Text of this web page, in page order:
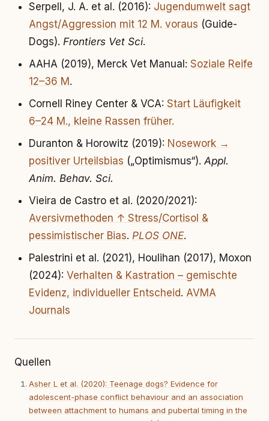
Serpell, J. A. et al. (2016): Jugendumwelt sagt
Angst/Aggression mit 12 M. voraus (Guide-
Dogs). Frontiers Vet Sci.
AAHA (2019), Merck Vet Manual: Soziale Reife
12–36 M .
Cornell Riney Center & VCA: Start Läufigkeit
6–24 M., kleine Rassen früher.
Duranton & Horowitz (2019): Nosework →
positiver Urteilsbias („Optimismus“).Appl.
Anim. Behav. Sci.
Vieira de Castro et al. (2020/2021):
Aversivmethoden ↑ Stress/Cortisol &
pessimistischer Bias. PLOS ONE.
Palestrini et al. (2021), Houlihan (2017), Moxon
(2024): Verhalten & Kastration – gemischte
Evidenz, individueller Entscheid. AVMA
Journals
Quellen
Asher L et al. (2020): Teenage dogs? Evidence for
adolescent-phase conflict behaviour and an association
between attachment to humans and pubertal timing in the